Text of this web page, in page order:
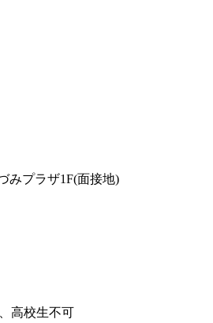
みプラザ1F(面接地)
高校生不可